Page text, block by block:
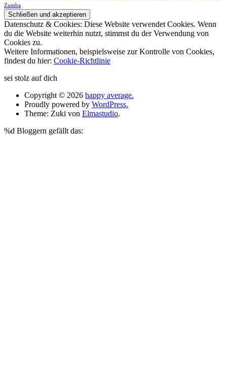
Zumba
Datenschutz & Cookies: Diese Website verwendet Cookies. Wenn
du die Website weiterhin nutzt, stimmst du der Verwendung von
Cookies zu.
Weitere Informationen, beispielsweise zur Kontrolle von Cookies,
findest du hier: Cookie-Richtlinie
sei stolz auf dich
Copyright © 2026 happy average.
Proudly powered by WordPress.
Theme: Zuki von Elmastudio.
%d Bloggern gefällt das: